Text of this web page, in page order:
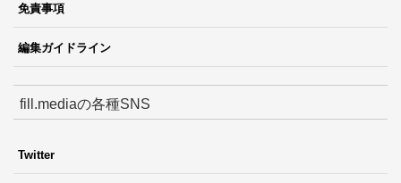
免責事項
編集ガイドライン
fill.mediaの各種SNS
Twitter